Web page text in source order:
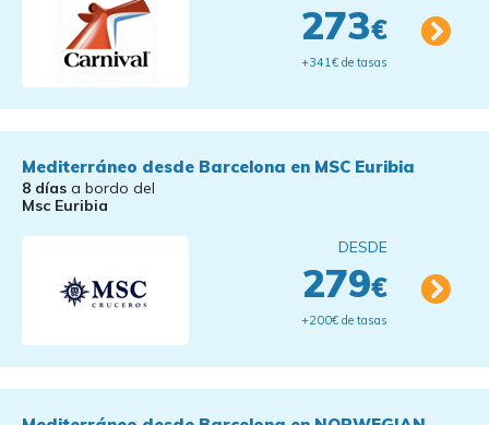
273€
+341€ de tasas
Mediterráneo desde Barcelona en MSC Euribia
8 días a bordo del
Msc Euribia
DESDE
279€
+200€ de tasas